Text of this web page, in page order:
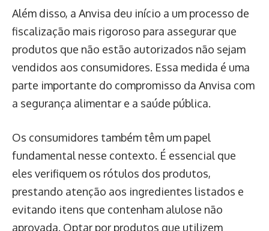
Além disso, a Anvisa deu início a um processo de
fiscalização mais rigoroso para assegurar que
produtos que não estão autorizados não sejam
vendidos aos consumidores. Essa medida é uma
parte importante do compromisso da Anvisa com
a segurança alimentar e a saúde pública.
Os consumidores também têm um papel
fundamental nesse contexto. É essencial que
eles verifiquem os rótulos dos produtos,
prestando atenção aos ingredientes listados e
evitando itens que contenham alulose não
aprovada. Optar por produtos que utilizem